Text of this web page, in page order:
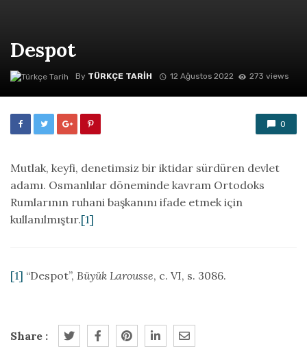
Despot
By TÜRKÇE TARIH 12 Ağustos 2022 273 views
0
Mutlak, keyfi, denetimsiz bir iktidar sürdüren devlet
adamı. Osmanlılar döneminde kavram Ortodoks
Rumlarının ruhani başkanını ifade etmek için
kullanılmıştır.[1]
[1] “Despot”, Büyük Larousse, c. VI, s. 3086.
Share :